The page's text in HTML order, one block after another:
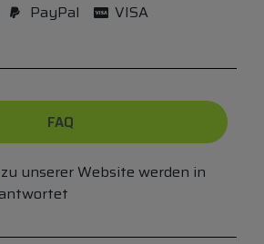
PayPal
VISA
FAQ
unserer Website werden in